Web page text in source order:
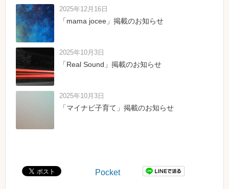
2025年12月16日
「mama jocee」掲載のお知らせ
2025年10月3日
「Real Sound」掲載のお知らせ
2025年10月3日
「マイナビ子育て」掲載のお知らせ
Pocket